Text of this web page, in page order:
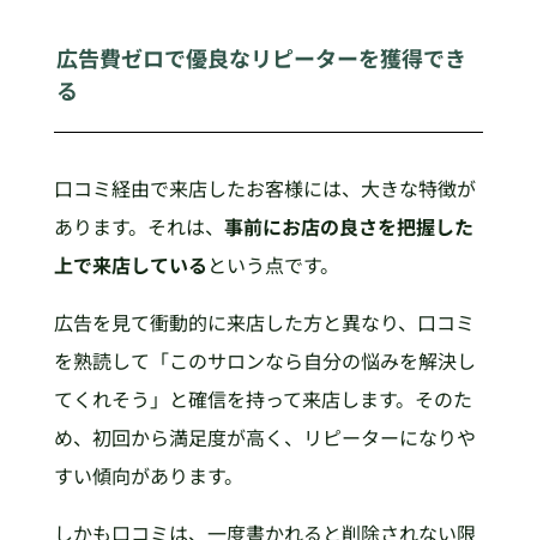
広告費ゼロで優良なリピーターを獲得でき
る
口コミ経由で来店したお客様には、大きな特徴が
あります。それは、 事前にお店の良さを把握した
上で来店している という点です。
広告を見て衝動的に来店した方と異なり、口コミ
を熟読して「このサロンなら自分の悩みを解決し
てくれそう」と確信を持って来店します。そのた
め、初回から満足度が高く、リピーターになりや
すい傾向があります。
しかも口コミは、一度書かれると削除されない限